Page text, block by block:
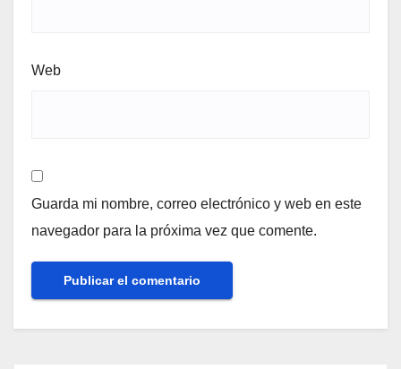
Web
Guarda mi nombre, correo electrónico y web en este
navegador para la próxima vez que comente.